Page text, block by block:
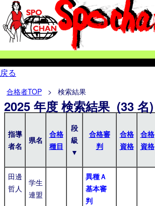
戻る
合格者TOP > 検索結果
2025 年度 検索結果 (33 名)
指導
者名
県名
合格
種目
段
級
▼
合格審
判
合格
資格
合格
資格
田邊
哲人
学生
連盟
異種Ａ
基本審
判